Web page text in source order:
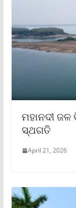
ମହାନଦୀ ଜଳ
ସ୍ଥଗତି
April 21, 2026